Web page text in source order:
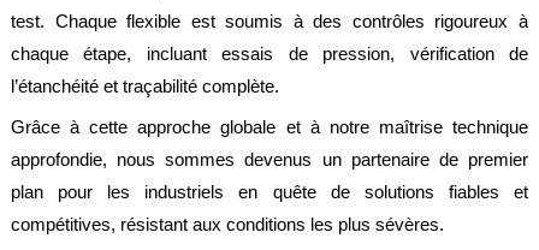
Support
Tutoriels
techniques
Directives
Certificats
test. Chaque flexible est soumis à des contrôles rigoureux à
chaque étape, incluant essais de pression, vérification de
l’étanchéité et traçabilité complète.
Grâce à cette approche globale et à notre maîtrise technique
approfondie, nous sommes devenus un partenaire de premier
plan pour les industriels en quête de solutions fiables et
compétitives, résistant aux conditions les plus sévères.